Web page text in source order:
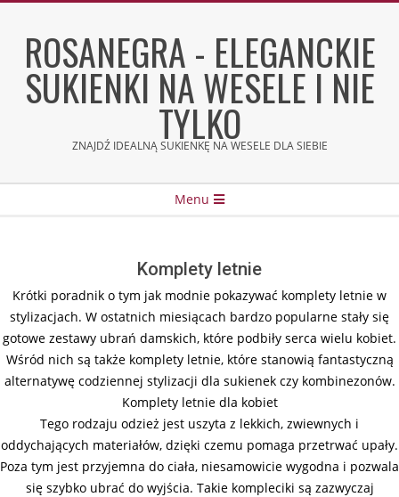
contentROSANEGRA - ELEGANCKIE
SUKIENKI NA WESELE I NIE
TYLKO
ZNAJDŹ IDEALNĄ SUKIENKĘ NA WESELE DLA SIEBIE
Menu
Komplety letnie
Krótki poradnik o tym jak modnie pokazywać komplety letnie w
stylizacjach. W ostatnich miesiącach bardzo popularne stały się
gotowe zestawy ubrań damskich, które podbiły serca wielu kobiet.
Wśród nich są także komplety letnie, które stanowią fantastyczną
alternatywę codziennej stylizacji dla sukienek czy kombinezonów.
Komplety letnie dla kobiet
Tego rodzaju odzież jest uszyta z lekkich, zwiewnych i
oddychających materiałów, dzięki czemu pomaga przetrwać upały.
Poza tym jest przyjemna do ciała, niesamowicie wygodna i pozwala
się szybko ubrać do wyjścia. Takie kompleciki są zazwyczaj